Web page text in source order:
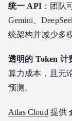
统一 API：团队
Gemini、
统架构并减少多
透明的 Token 计
算力成本，且无
预测。
Atlas Cloud 提供